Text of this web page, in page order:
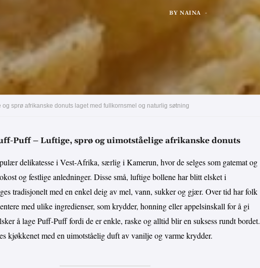
BY NAINA
og sprø afrikanske donuts laget med fullkornsmel og naturlig søtning
Puff – Luftige, sprø og uimotståelige afrikanske donuts
delikatesse i Vest-Afrika, særlig i Kamerun, hvor de selges som gatemat og
og festlige anledninger. Disse små, luftige bollene har blitt elsket i
tradisjonelt med en enkel deig av mel, vann, sukker og gjær. Over tid har folk
med ulike ingredienser, som krydder, honning eller appelsinskall for å gi
å lage Puff-Puff fordi de er enkle, raske og alltid blir en suksess rundt bordet.
kjøkkenet med en uimotståelig duft av vanilje og varme krydder.